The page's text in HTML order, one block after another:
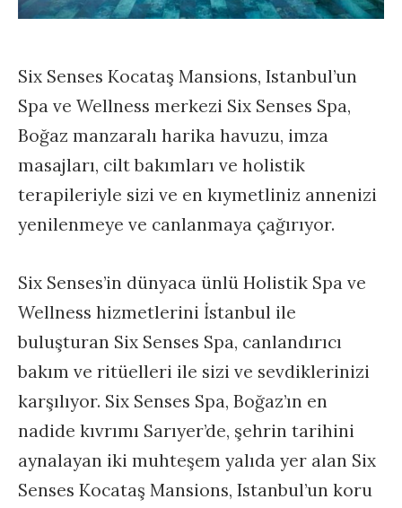
Six Senses Kocataş Mansions, Istanbul’un
Spa ve Wellness merkezi Six Senses Spa,
Boğaz manzaralı harika havuzu, imza
masajları, cilt bakımları ve holistik
terapileriyle sizi ve en kıymetliniz annenizi
yenilenmeye ve canlanmaya çağırıyor.
Six Senses’in dünyaca ünlü Holistik Spa ve
Wellness hizmetlerini İstanbul ile
buluşturan Six Senses Spa, canlandırıcı
bakım ve ritüelleri ile sizi ve sevdiklerinizi
karşılıyor. Six Senses Spa, Boğaz’ın en
nadide kıvrımı Sarıyer’de, şehrin tarihini
aynalayan iki muhteşem yalıda yer alan Six
Senses Kocataş Mansions, Istanbul’un koru